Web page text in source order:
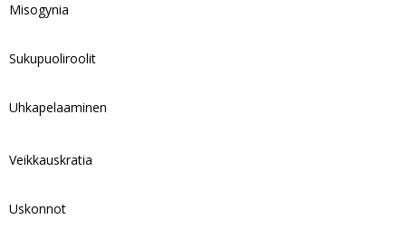
Misogynia
Sukupuoliroolit
Uhkapelaaminen
Veikkauskratia
Uskonnot